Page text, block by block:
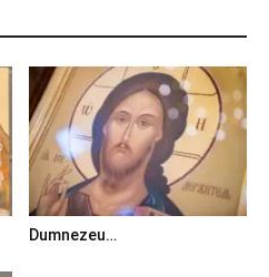
Dumnezeu…